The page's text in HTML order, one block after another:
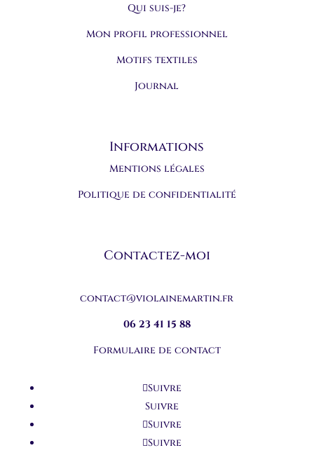
Qui suis-je?
Mon profil professionnel
Motifs textiles
Journal
Informations
Mentions légales
Politique de confidentialité
Contactez-moi
contact@violainemartin.fr
06 23 41 15 88
Formulaire de contact
Suivre
Suivre
Suivre
Suivre